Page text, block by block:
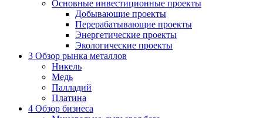
Основные инвестиционные проекты
Добывающие проекты
Перерабатывающие проекты
Энергетические проекты
Экологические проекты
3 Обзор рынка металлов
Никель
Медь
Палладий
Платина
4 Обзор бизнеса